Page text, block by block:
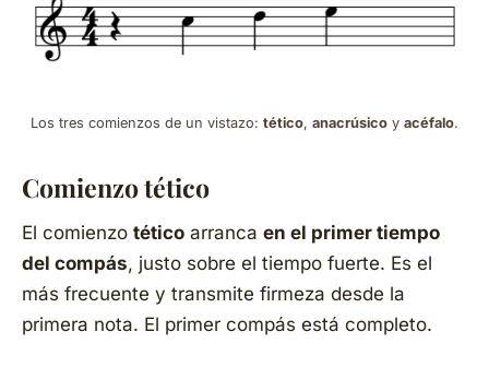
Los tres comienzos de un vistazo: tético, anacrúsico y acéfalo.
Comienzo tético
El comienzo tético arranca en el primer tiempo
del compás, justo sobre el tiempo fuerte. Es el
más frecuente y transmite firmeza desde la
primera nota. El primer compás está completo.